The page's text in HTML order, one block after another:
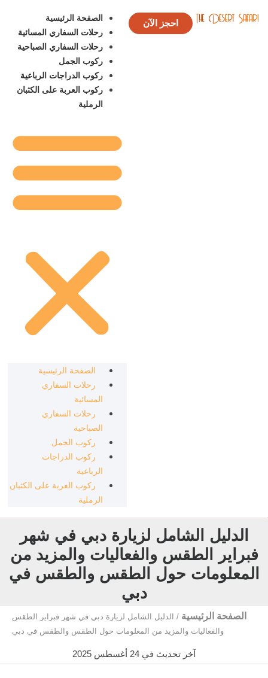
احجز الآن
الصفحة الرئيسية
رحلات السفاري المسائية
رحلات السفاري الصباحية
ركوب الجمل
ركوب الدراجات الرباعية
ركوب العربة على الكثبان
الرملية
الصفحة الرئيسية
رحلات السفاري
المسائية
رحلات السفاري
الصباحية
ركوب الجمل
ركوب الدراجات
الرباعية
ركوب العربة على الكثبان
الرملية
الدليل الشامل لزيارة دبي في شهر
فبراير الطقس والفعاليات والمزيد من
المعلومات حول الطقس والطقس في
دبي
الصفحة الرئيسية / الدليل الشامل لزيارة دبي في شهر فبراير الطقس
والفعاليات والمزيد من المعلومات حول الطقس والطقس في دبي
آخر تحديث في 24 أغسطس 2025